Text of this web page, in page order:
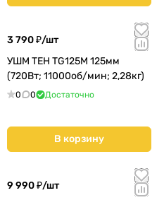
3 790 ₽/шт
УШМ TEH TG125M 125мм
(720Вт; 11000об/мин; 2,28кг)
0 0 Достаточно
В корзину
9 990 ₽/шт